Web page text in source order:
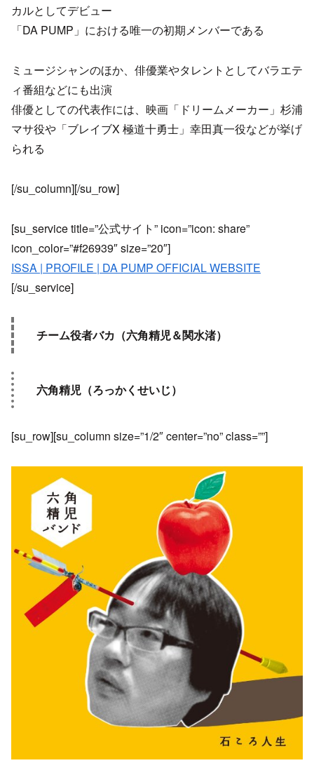
カルとしてデビュー
「DA PUMP」における唯一の初期メンバーである
ミュージシャンのほか、俳優業やタレントとしてバラエテ
ィ番組などにも出演
俳優としての代表作には、映画「ドリームメーカー」杉浦
マサ役や「ブレイブX 極道十勇士」幸田真一役などが挙げ
られる
[/su_column][/su_row]
[su_service title=”公式サイト” icon=”icon: share”
icon_color=”#f26939″ size=”20″]
ISSA | PROFILE | DA PUMP OFFICIAL WEBSITE
[/su_service]
チーム役者バカ（六角精児＆関水渚）
六角精児（ろっかくせいじ）
[su_row][su_column size=”1/2″ center=”no” class=””]